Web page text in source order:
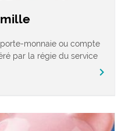
monnaie ou compte
par la régie du service
chevron_right